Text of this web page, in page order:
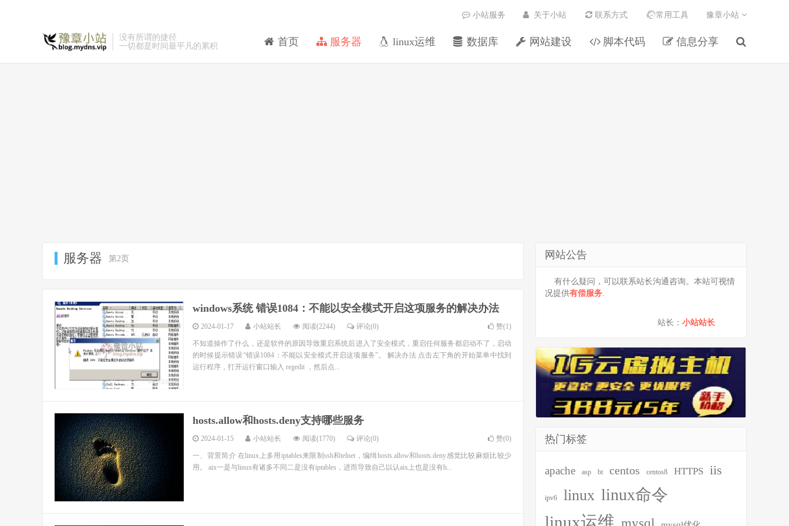
没有所谓的捷径
一切都是时间最平凡的累积
首页 服务器 linux运维 数据库 网站建设 脚本代码 信息分享
小站服务 关于小站 联系方式 常用工具 豫章小站
服务器 第2页
windows系统 错误1084：不能以安全模式开启这项服务的解决办法
2024-01-17 小站站长 阅读(2244) 评论(0) 赞(1)
不知道操作了什么，还是软件的原因导致重启系统后进入了安全模式，重启任何服务都启动不了，启动
的时候提示错误“错误1084：不能以安全模式开启这项服务”。 解决办法 点击左下角的开始菜单中找到
运行程序，打开运行窗口输入 regedit ，然后点...
hosts.allow和hosts.deny支持哪些服务
2024-01-15 小站站长 阅读(1770) 评论(0) 赞(0)
一、背景简介 在linux上多用iptables来限制ssh和telnet，编缉hosts.allow和hosts.deny感觉比较麻烦比较少
用。 aix一是与linux有诸多不同二是没有iptables，进而导致自己以认aix上也是没有h...
网站公告
有什么疑问，可以联系站长沟通咨询。本站可视情
况提供有偿服务.
站长： 小站站长
热门标签
apache asp bt centos centos8 HTTPS iis
ipv6 linux linux命令
linux运维